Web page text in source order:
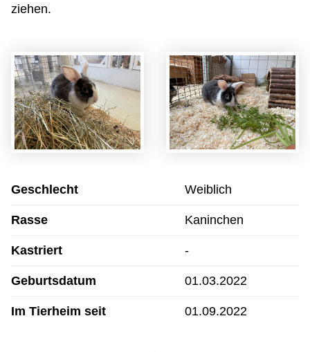
ziehen.
Geschlecht Weiblich
Rasse Kaninchen
Kastriert -
Geburtsdatum 01.03.2022
Im Tierheim seit 01.09.2022